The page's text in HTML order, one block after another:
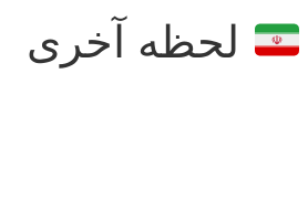
لحظه آخری